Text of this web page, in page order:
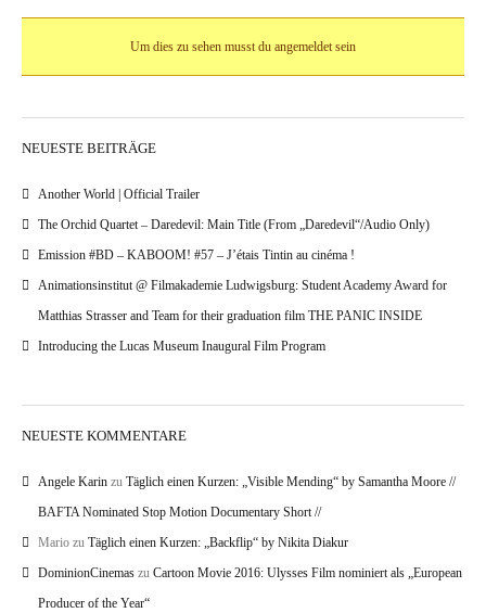
Um dies zu sehen musst du angemeldet sein
NEUESTE BEITRÄGE
Another World | Official Trailer
The Orchid Quartet – Daredevil: Main Title (From „Daredevil“/Audio Only)
Emission #BD – KABOOM! #57 – J’étais Tintin au cinéma !
Animationsinstitut @ Filmakademie Ludwigsburg: Student Academy Award for
Matthias Strasser and Team for their graduation film THE PANIC INSIDE
Introducing the Lucas Museum Inaugural Film Program
NEUESTE KOMMENTARE
Angele Karin zu Täglich einen Kurzen: „Visible Mending“ by Samantha Moore //
BAFTA Nominated Stop Motion Documentary Short //
Mario zu Täglich einen Kurzen: „Backflip“ by Nikita Diakur
DominionCinemas zu Cartoon Movie 2016: Ulysses Film nominiert als „European
Producer of the Year“